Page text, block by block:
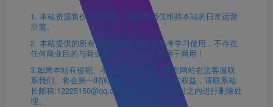
1. 本站资源售价只是赞助，收取费用仅维持本站的日常运营
所需。
2. 本站提供的所有资源仅供本地单机参考学习使用，不存在
任何商业目的与商业用途，请大家不要用于商用！
3.如果本站有侵犯、不妥之处的资源，请在网站右边客服联
系我们。将会第一时间解决！若侵犯到您的权益，请联系站
长邮箱:12225150@qq.com 我们会在24h小时之内进行删除处
理。